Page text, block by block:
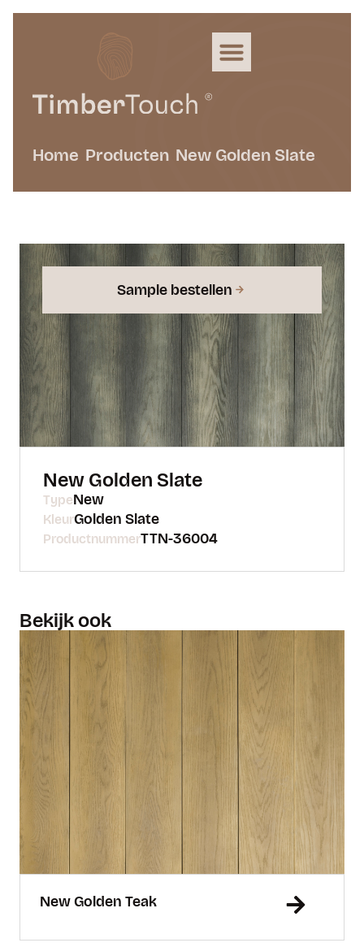
Home Producten New Golden Slate
Sample bestellen
New Golden Slate
TypeNew
KleurGolden Slate
ProductnummerTTN-36004
Bekijk ook
New Golden Teak